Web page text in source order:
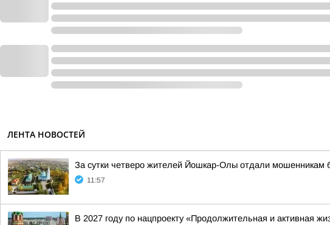
ЛЕНТА НОВОСТЕЙ
За сутки четверо жителей Йошкар-Олы отдали мошенникам
11:57
В 2027 году по нацпроекту «Продолжительная и активная